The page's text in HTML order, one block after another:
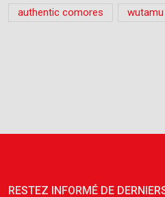
authentic comores
wutamu
RESTEZ INFORMÉ DE